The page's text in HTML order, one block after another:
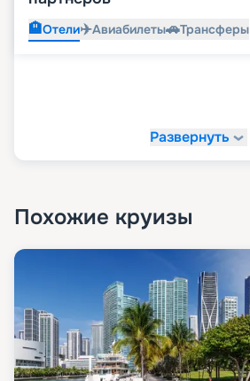
🏨Отели✈️Авиабилеты🚗Трансферы
Развернуть
Похожие круизы